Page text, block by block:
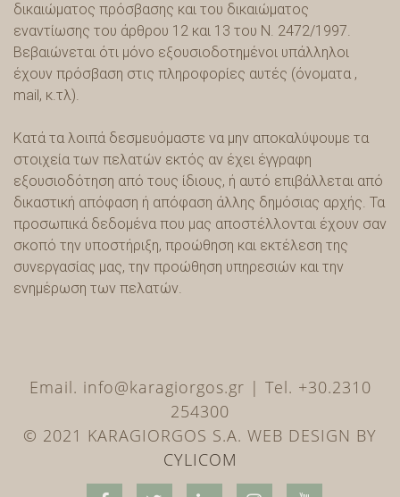
δικαιώματος πρόσβασης και του δικαιώματος
εναντίωσης του άρθρου 12 και 13 του Ν. 2472/1997.
Βεβαιώνεται ότι μόνο εξουσιοδοτημένοι υπάλληλοι
έχουν πρόσβαση στις πληροφορίες αυτές (όνοματα ,
mail, κ.τλ).
Κατά τα λοιπά δεσμευόμαστε να μην αποκαλύψουμε τα
στοιχεία των πελατών εκτός αν έχει έγγραφη
εξουσιοδότηση από τους ίδιους, ή αυτό επιβάλλεται από
δικαστική απόφαση ή απόφαση άλλης δημόσιας αρχής. Τα
προσωπικά δεδομένα που μας αποστέλλονται έχουν σαν
σκοπό την υποστήριξη, προώθηση και εκτέλεση της
συνεργασίας μας, την προώθηση υπηρεσιών και την
ενημέρωση των πελατών.
Email. info@karagiorgos.gr | Tel. +30.2310
254300
© 2021 KARAGIORGOS S.A. WEB DESIGN BY
CYLICOM